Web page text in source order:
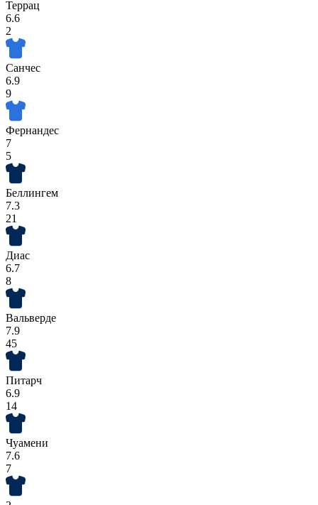
Террац
6.6
2
Санчес
6.9
9
Фернандес
7
5
Беллингем
7.3
21
Диас
6.7
8
Вальверде
7.9
45
Питарч
6.9
14
Чуамени
7.6
7